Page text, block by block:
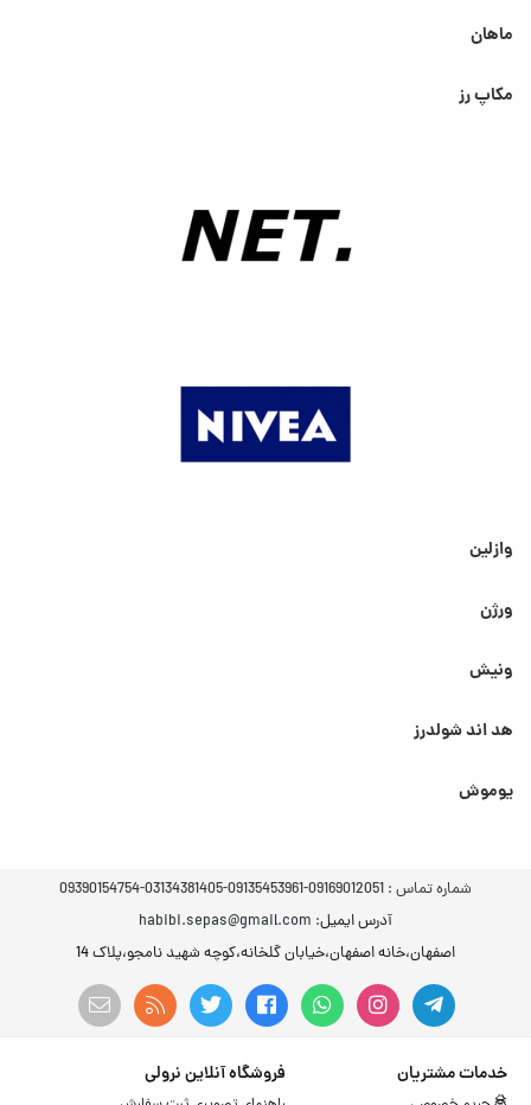
ماهان
مکاپ رز
وازلین
ورژن
ونیش
هد اند شولدرز
یوموش
شماره تماس : 09169012051-09135453961-03134381405-09390154754
آدرس ایمیل: habibi.sepas@gmail.com
اصفهان،خانه اصفهان،خیابان گلخانه،کوچه شهید نامجو،پلاک 14
خدمات مشتریان فروشگاه آنلاین نرولی